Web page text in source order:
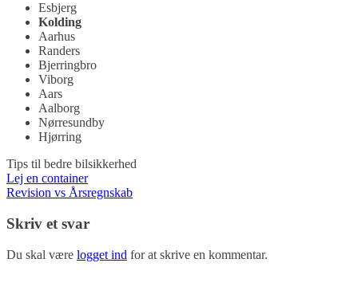
Esbjerg
Kolding
Aarhus
Randers
Bjerringbro
Viborg
Aars
Aalborg
Nørresundby
Hjørring
Tips til bedre bilsikkerhed
Indlægsnavigation
Lej en container
Revision vs Årsregnskab
Skriv et svar
Du skal være logget ind for at skrive en kommentar.